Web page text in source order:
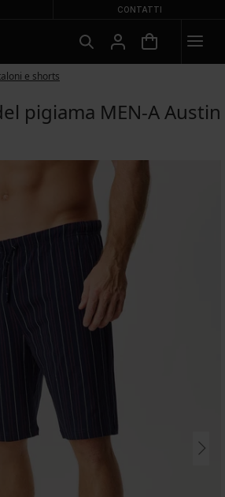
CONTATTI
e shorts
pigiama MEN-A Austin